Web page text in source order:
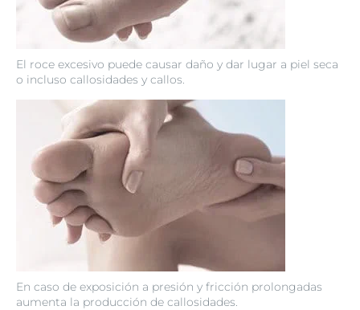
El roce excesivo puede causar daño y dar lugar a piel seca
o incluso callosidades y callos.
En caso de exposición a presión y fricción prolongadas
aumenta la producción de callosidades.